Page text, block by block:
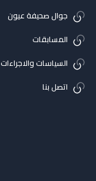
جوال صحيفة عيون
المسابقات
السياسات والاجراءات
اتصل بنا